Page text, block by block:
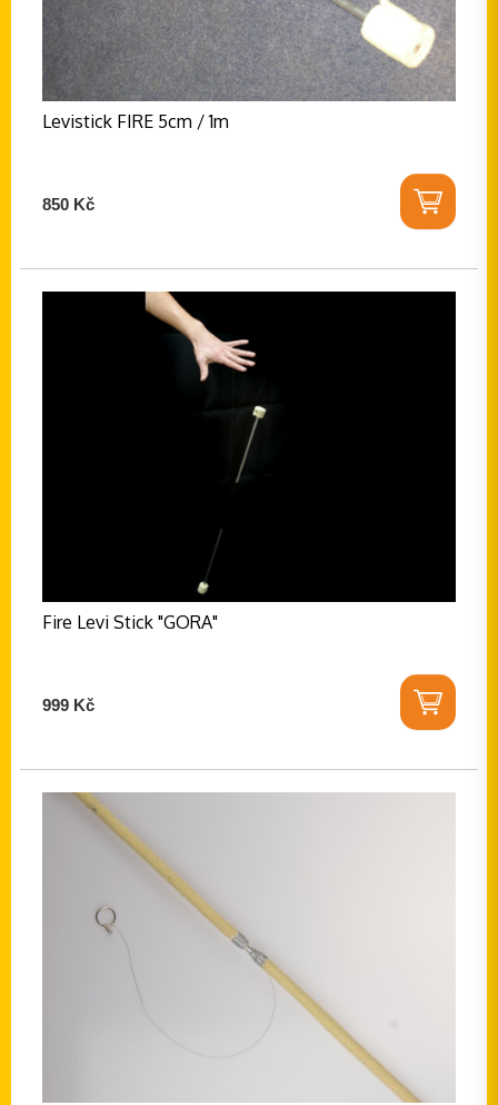
Levistick FIRE 5cm / 1m
850 Kč
Fire Levi Stick "GORA"
999 Kč